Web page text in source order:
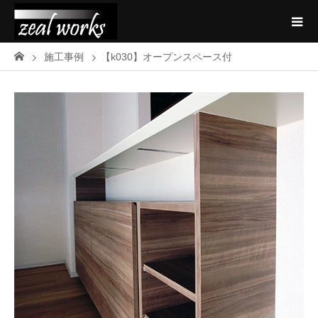
施工事例 【k030】オープンスペース付